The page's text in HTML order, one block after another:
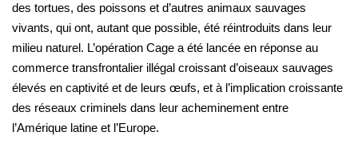
des tortues, des poissons et d’autres animaux sauvages
vivants, qui ont, autant que possible, été réintroduits dans leur
milieu naturel. L’opération Cage a été lancée en réponse au
commerce transfrontalier illégal croissant d’oiseaux sauvages
élevés en captivité et de leurs œufs, et à l’implication croissante
des réseaux criminels dans leur acheminement entre
l’Amérique latine et l’Europe.